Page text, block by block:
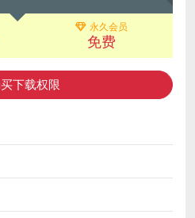
永久会员
免费
下载权限